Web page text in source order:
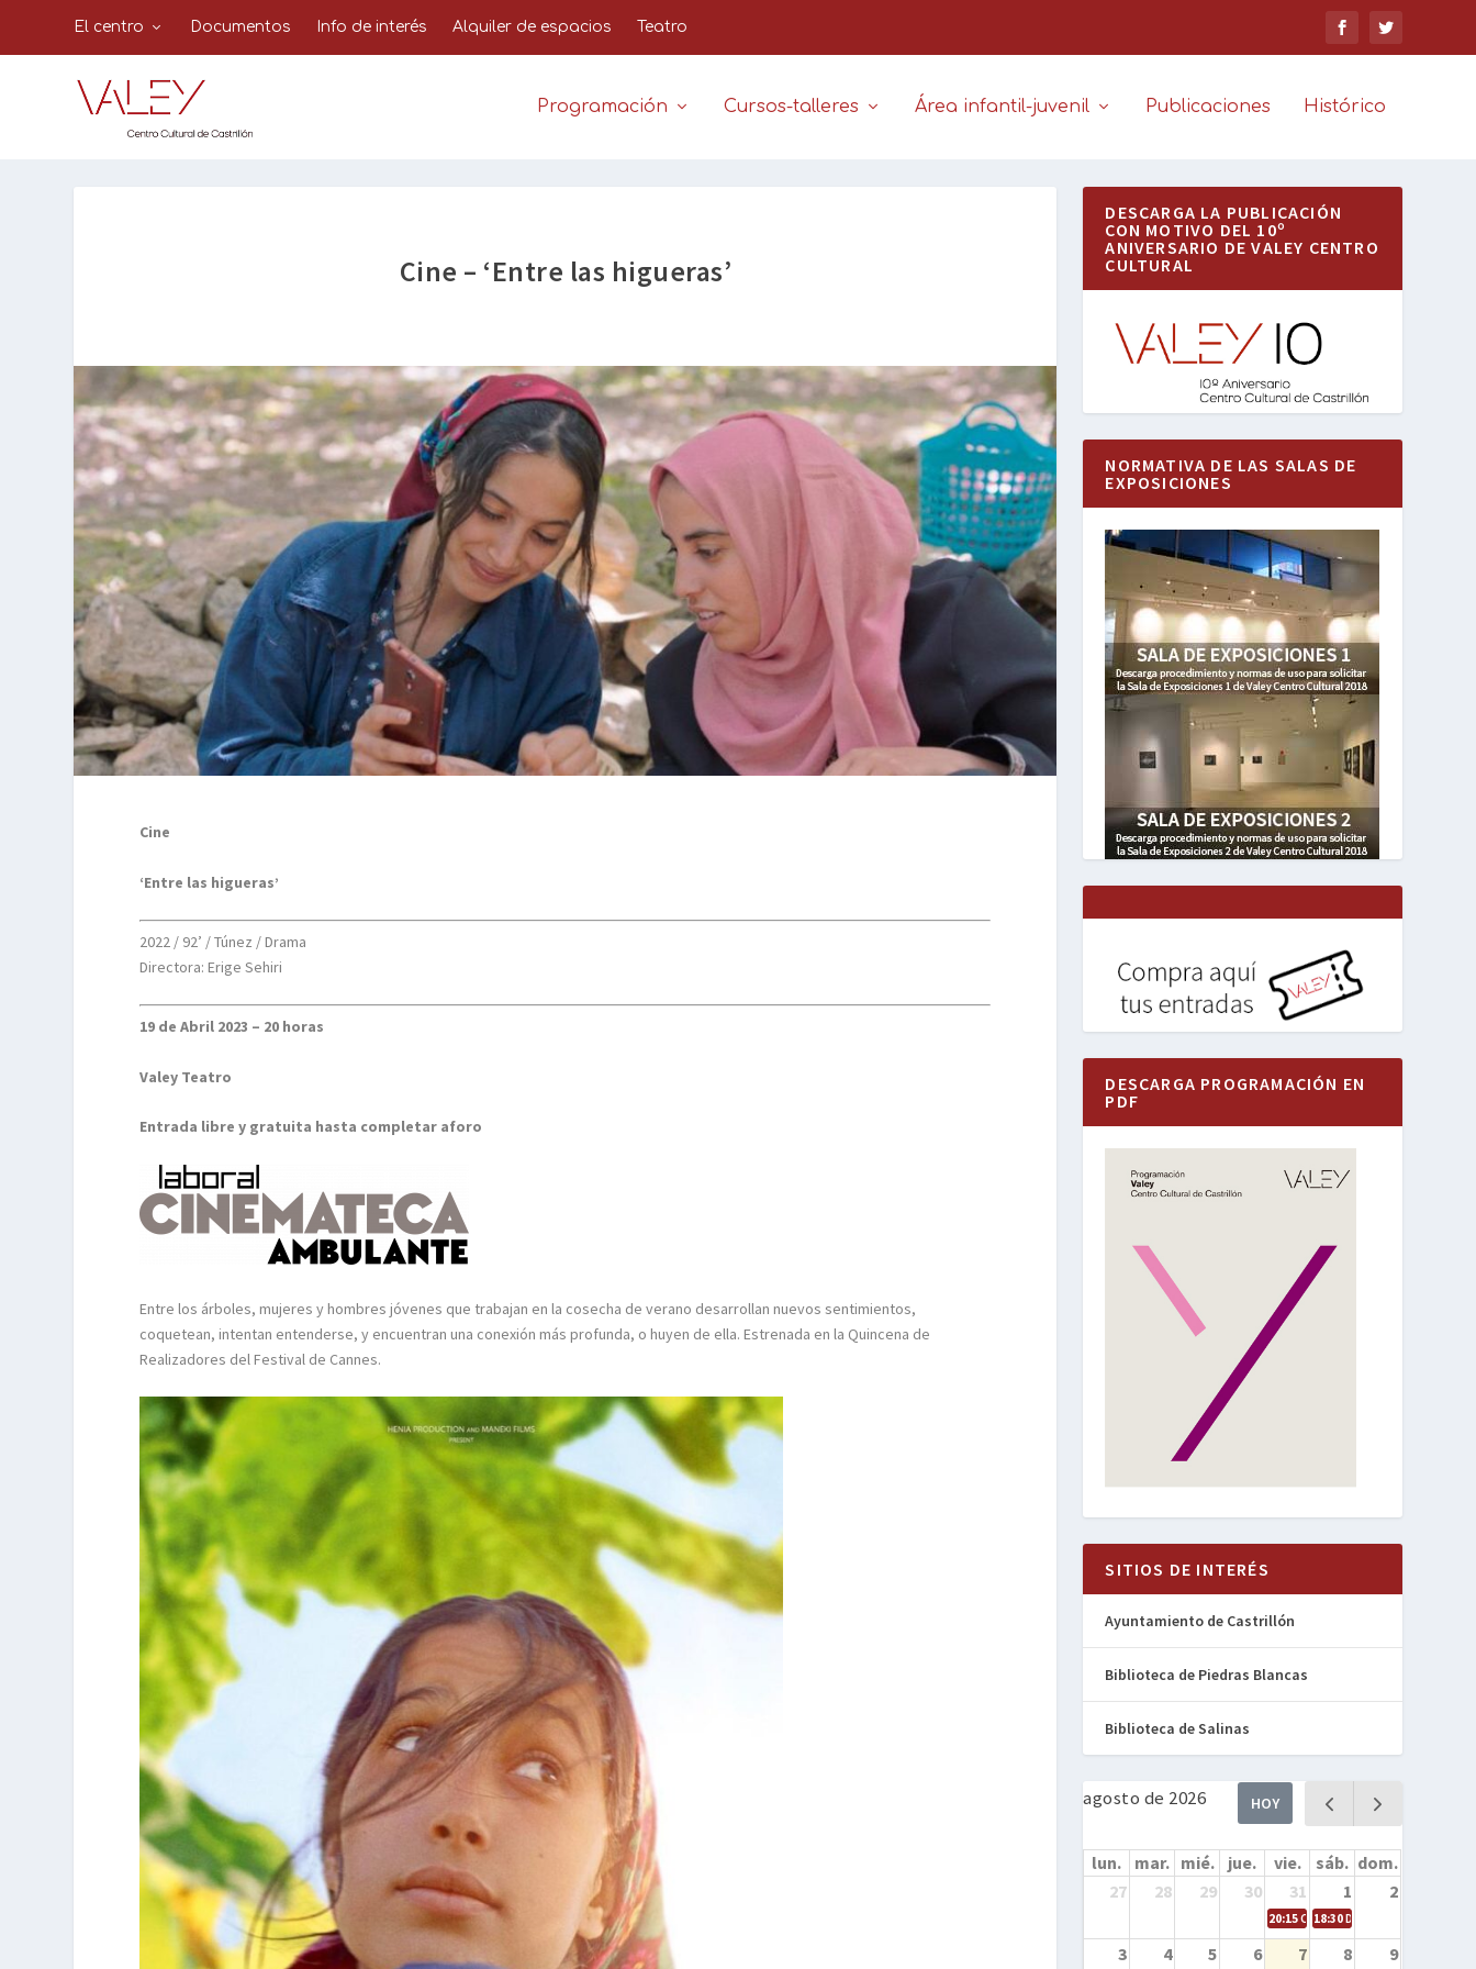
El centro Documentos Info de interés Alquiler de espacios Teatro
Programación Cursos-talleres Área infantil-juvenil Publicaciones Histórico
Cine – ‘Entre las higueras’
Cine
‘Entre las higueras’
2022 / 92’ / Túnez / Drama
Directora: Erige Sehiri
19 de Abril 2023 – 20 horas
Valey Teatro
Entrada libre y gratuita hasta completar aforo
Entre los árboles, mujeres y hombres jóvenes que trabajan en la cosecha de verano desarrollan nuevos sentimientos,
coquetean, intentan entenderse, y encuentran una conexión más profunda, o huyen de ella. Estrenada en la Quincena de
Realizadores del Festival de Cannes.
DESCARGA LA PUBLICACIÓN
CON MOTIVO DEL 10º
ANIVERSARIO DE VALEY CENTRO
CULTURAL
NORMATIVA DE LAS SALAS DE
EXPOSICIONES
DESCARGA PROGRAMACIÓN EN
PDF
SITIOS DE INTERÉS
Ayuntamiento de Castrillón
Biblioteca de Piedras Blancas
Biblioteca de Salinas
agosto de 2026 HOY
lun. mar. mié. jue. vie. sáb. dom.
27
28 29 30 31 1 2
20:15Cine en la calle – Cómo
18:30Danza – Cita en el
3 4 5 6 7 8 9